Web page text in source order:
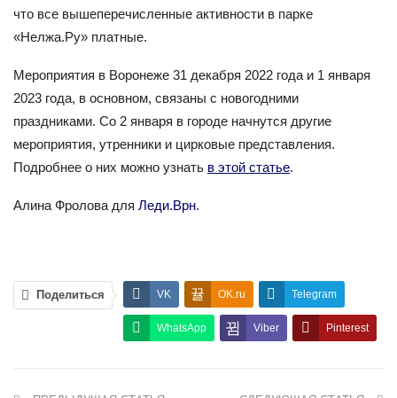
что все вышеперечисленные активности в парке
«Нелжа.Ру» платные.
Мероприятия в Воронеже 31 декабря 2022 года и 1 января
2023 года, в основном, связаны с новогодними
праздниками. Со 2 января в городе начнутся другие
мероприятия, утренники и цирковые представления.
Подробнее о них можно узнать в этой статье.
Алина Фролова для Леди.Врн.
Поделиться VK OK.ru Telegram
WhatsApp Viber Pinterest